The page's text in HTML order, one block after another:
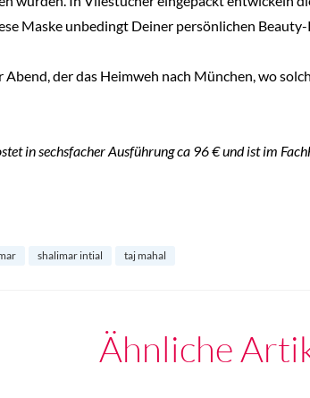
Maske unbedingt Deiner persönlichen
der das Heimweh nach München, wo
in sechsfacher Ausführung ca 96 € und ist im
shalimar intial taj mahal
Ähnliche